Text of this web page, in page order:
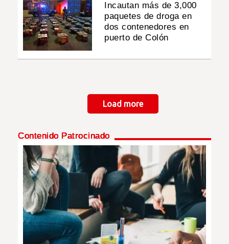
Incautan más de 3,000
paquetes de droga en
dos contenedores en
puerto de Colón
Load more
Contenido Patrocinado